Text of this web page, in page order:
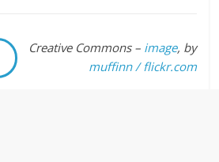
Creative Commons – image, by
muffinn / flickr.com